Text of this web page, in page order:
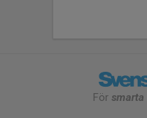
För smarta